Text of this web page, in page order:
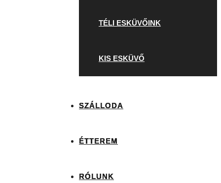
TÉLI ESKÜVŐINK
KIS ESKÜVŐ
SZÁLLODA
ÉTTEREM
RÓLUNK